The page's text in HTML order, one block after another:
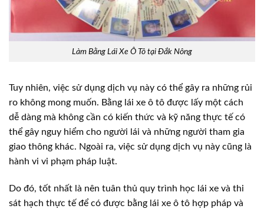
Làm Bằng Lái Xe Ô Tô tại Đắk Nông
Tuy nhiên, việc sử dụng dịch vụ này có thể gây ra những rủi
ro không mong muốn. Bằng lái xe ô tô được lấy một cách
dễ dàng mà không cần có kiến thức và kỹ năng thực tế có
thể gây nguy hiểm cho người lái và những người tham gia
giao thông khác. Ngoài ra, việc sử dụng dịch vụ này cũng là
hành vi vi phạm pháp luật.
Do đó, tốt nhất là nên tuân thủ quy trình học lái xe và thi
sát hạch thực tế để có được bằng lái xe ô tô hợp pháp và